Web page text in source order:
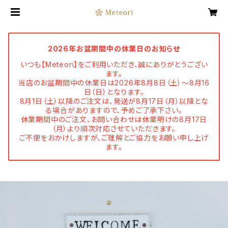
2026年お盆期間中の休業日のお知らせ
いつも【Meteori】をご利用いただき、誠にありがとうござい
ます。
当店のお盆期間中の休業日は2026年8月8日（土）～8月16
日（日）となります。
8月1日（土）以降のご注文は、発送が8月17日（月）以降とな
る場合がありますので、予めご了承下さい。
休業期間中のご注文、お問い合わせは休業明けの8月17日
（月）より順次対応させていただきます。
ご不便をおかけしますが、ご理解とご協力をお願い申し上げ
ます。